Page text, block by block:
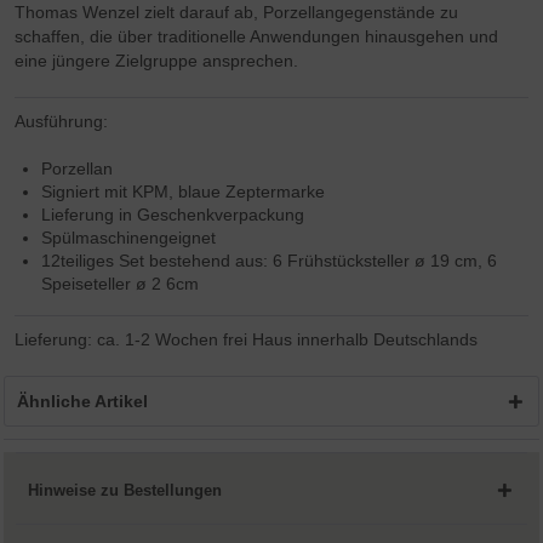
Thomas Wenzel zielt darauf ab, Porzellangegenstände zu
schaffen, die über traditionelle Anwendungen hinausgehen und
eine jüngere Zielgruppe ansprechen.
Ausführung:
Porzellan
Signiert mit KPM, blaue Zeptermarke
Lieferung in Geschenkverpackung
Spülmaschinengeignet
12teiliges Set bestehend aus: 6 Frühstücksteller ø 19 cm, 6
Speiseteller ø 2 6cm
Lieferung: ca. 1-2 Wochen frei Haus innerhalb Deutschlands
Ähnliche Artikel
Hinweise zu Bestellungen